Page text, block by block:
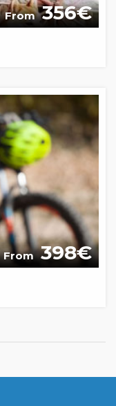
From 356
From 398